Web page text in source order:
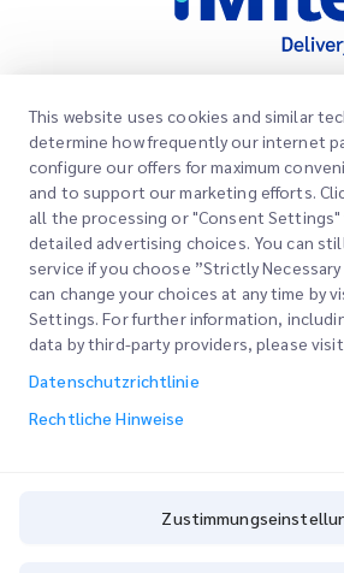
Schnelllinks
Bürostandorte
Angebot anfordern
Kundenlogin
Registrieren
Bestellung verfolgen
Unternehmen
Über uns
Karriere
Blog
ESG
CSP
Unsere Dienstleistungen
Schnellzollabfertigung
This website uses cookies and similar
determine how frequently our internet
configure our offers for maximum
and to support our marketing efforts.
all the processing or "Consent Settings"
detailed advertising choices. You can
service if you choose ”Strictly
can change your choices at any time by
Settings. For further information,
data by third-party providers, please
Datenschutzrichtlinie
Rechtliche Hinweise